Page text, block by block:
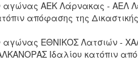
αγώνας ΑΕΚ Λάρνακας - ΑΕΛ
απόφασης της
αγώνας ΕΘΝΙΚΟΣ Λατσιών -
Ιδαλίου κατόπιν